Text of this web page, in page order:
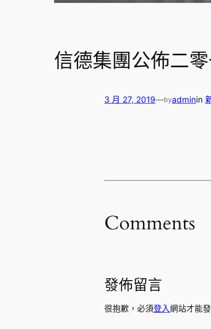
信德集團公佈二
3 月 27, 2019—byadminin
Comments
發佈留言
很抱歉，必須登入網站才能